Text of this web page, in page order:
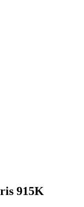
915K